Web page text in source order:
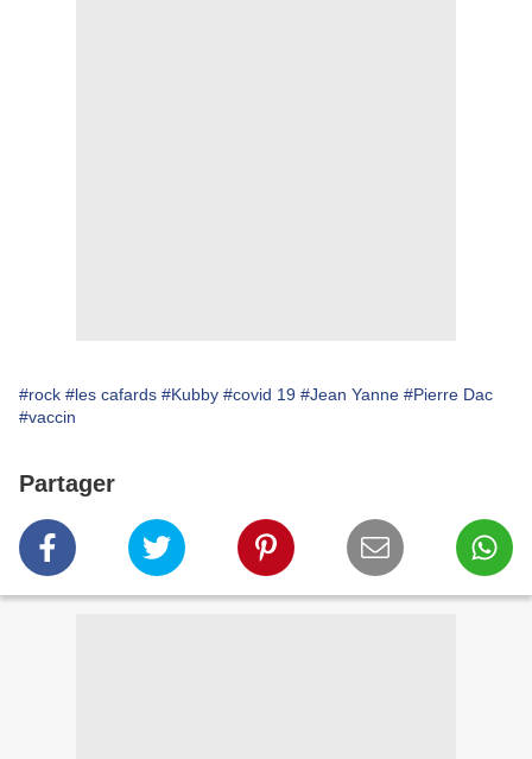
#rock #les cafards #Kubby #covid 19 #Jean Yanne #Pierre Dac
#vaccin
Partager